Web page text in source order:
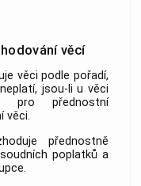
věcí
věci podle pořadí,
jsou-li u věci
pro přednostní
věci.
přednostně
poplatků a